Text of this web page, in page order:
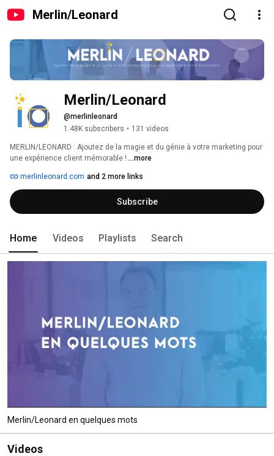
Merlin/Leonard
Merlin/Leonard
@merlinleonard
1.48K subscribers • 131 videos
MERLIN/LEONARD : Ajoutez de la magie et du génie à votre marketing pour
une expérience client mémorable ! ...more
merlinleonard.com and 2 more links
Subscribe
Home Videos Playlists Search
Merlin/Leonard en quelques mots
Videos